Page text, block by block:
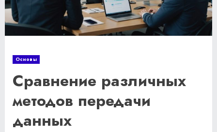
Основы
Сравнение различных
методов передачи
данных